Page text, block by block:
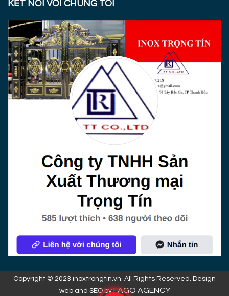
KẾT NỐI VỚI CHÚNG TÔI
Copyright © 2023 inoxtrongtin.vn. All Rights Reserved. Design
web and SEO byFAGO AGENCY